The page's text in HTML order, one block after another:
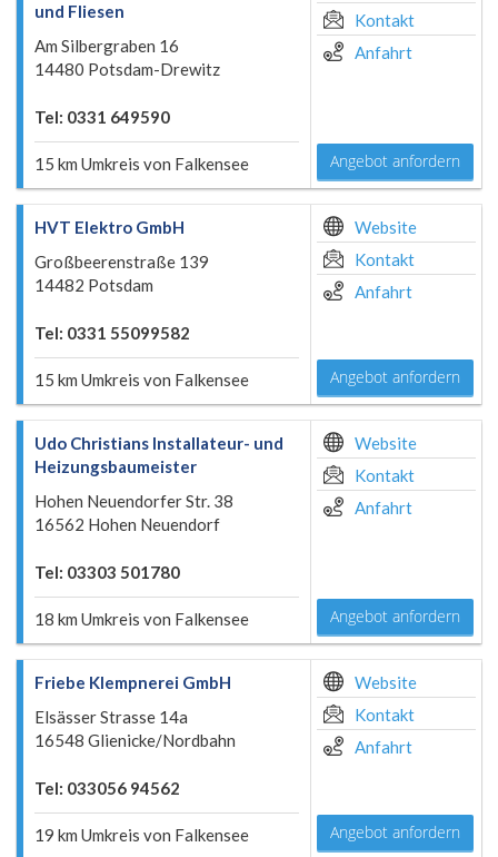
und Fliesen
Am Silbergraben 16
14480 Potsdam-Drewitz
Tel: 0331 649590
15 km Umkreis von Falkensee
Kontakt
Anfahrt
Angebot anfordern
HVT Elektro GmbH
Großbeerenstraße 139
14482 Potsdam
Tel: 0331 55099582
15 km Umkreis von Falkensee
Website
Kontakt
Anfahrt
Angebot anfordern
Udo Christians Installateur- und
Heizungsbaumeister
Hohen Neuendorfer Str. 38
16562 Hohen Neuendorf
Tel: 03303 501780
18 km Umkreis von Falkensee
Website
Kontakt
Anfahrt
Angebot anfordern
Friebe Klempnerei GmbH
Elsässer Strasse 14a
16548 Glienicke/Nordbahn
Tel: 033056 94562
19 km Umkreis von Falkensee
Website
Kontakt
Anfahrt
Angebot anfordern